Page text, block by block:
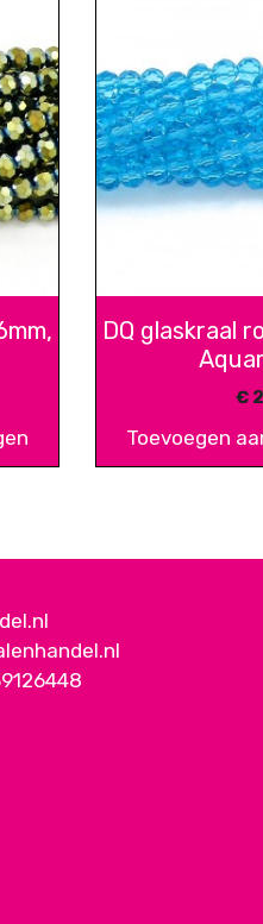
DQ glaskraal
€
Toevoegen